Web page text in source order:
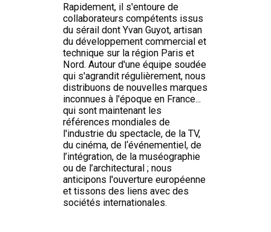
Rapidement, il s'entoure de
collaborateurs compétents issus
du sérail dont Yvan Guyot, artisan
du développement commercial et
technique sur la région Paris et
Nord. Autour d'une équipe soudée
qui s'agrandit régulièrement, nous
distribuons de nouvelles marques
inconnues à l'époque en France...
qui sont maintenant les
références mondiales de
l'industrie du spectacle, de la TV,
du cinéma, de l‘événementiel, de
l’intégration, de la muséographie
ou de l’architectural ; nous
anticipons l'ouverture européenne
et tissons des liens avec des
sociétés internationales.